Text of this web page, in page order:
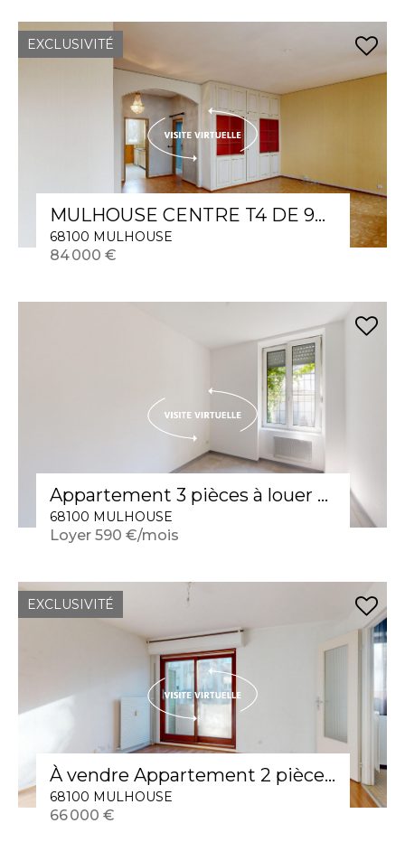
EXCLUSIVITÉ
MULHOUSE CENTRE T4 DE 90 M² 3 CHAMBRES
68100 MULHOUSE
84 000 €
Appartement 3 pièces à louer en rez-de-chaussée à Mulhouse - Réf 566
68100 MULHOUSE
Loyer 590 €/mois
EXCLUSIVITÉ
À vendre Appartement 2 pièces à MULHOUSE
68100 MULHOUSE
66 000 €